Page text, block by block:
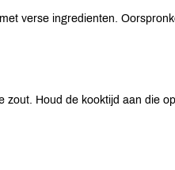
verse ingredienten.
zout. Houd de kooktijd aan die